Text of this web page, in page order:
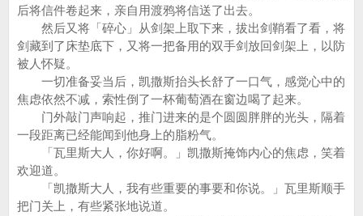
后将信件卷起来，亲自用渡鸦将信送了出去。
然后又将「碎心」从剑架上取下来，拔出剑鞘看了看，将
剑藏到了床垫底下，又将一把备用的双手剑放回剑架上，以防
被人怀疑。
一切准备妥当后，凯撒斯抬头长舒了一口气，感觉心中的
焦虑依然不减，索性倒了一杯葡萄酒在窗边喝了起来。
门外敲门声响起，推门进来的是个圆圆胖胖的光头，隔着
一段距离已经能闻到他身上的脂粉气。
「瓦里斯大人，你好啊。」凯撒斯掩饰内心的焦虑，笑着
欢迎道。
「凯撒斯大人，我有些重要的事要和你说。」瓦里斯顺手
把门关上，有些紧张地说道。